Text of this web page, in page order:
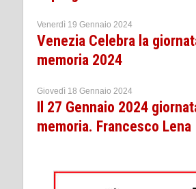
Venerdì 19 Gennaio 2024
Venezia Celebra la
memoria 2024
Giovedì 18 Gennaio 2024
Il 27 Gennaio 2024
memoria. Francesco Lena